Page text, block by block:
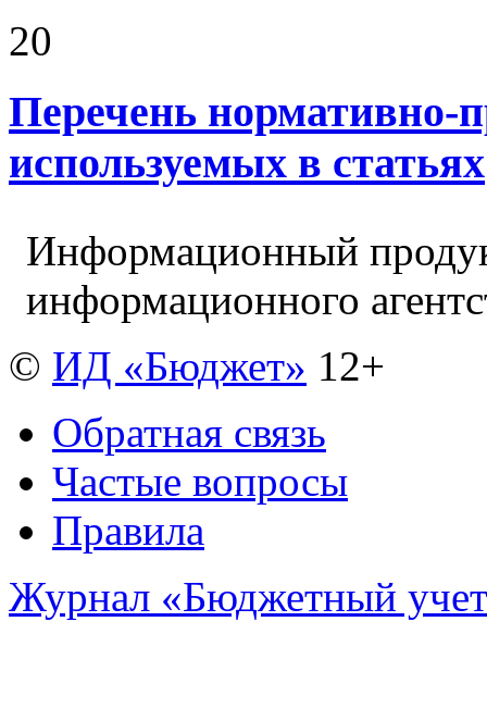
20
Перечень нормативно-
используемых в статьях
Информационный
информационного
© ИД «Бюджет» 12+
Обратная связь
Частые вопросы
Правила
Журнал «Бюджетный